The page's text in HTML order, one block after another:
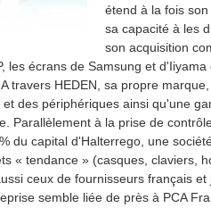
étend à la fois
sa capacité à les
son acquisition
les écrans de Samsung et
travers HEDEN, sa propre
des périphériques ainsi qu'une
Parallèlement à la prise de
du capital d'Halterrego, une
« tendance » (casques, claviers,
ceux de fournisseurs français
semble liée de près à PCA